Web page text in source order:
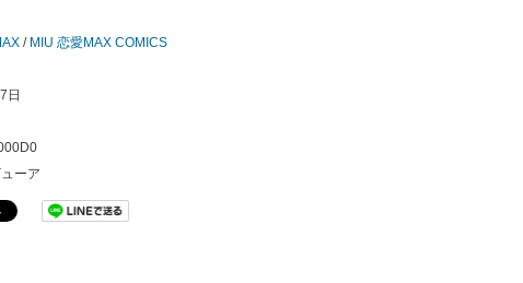
/ MIU 恋愛MAX COMICS
日
ーア